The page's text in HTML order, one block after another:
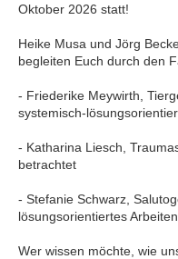
Oktober 2026 statt!
Heike Musa und Jörg
begleiten Euch durch den
- Friederike Meywirth,
systemisch-
- Katharina Liesch,
betrachtet
- Stefanie Schwarz,
lösungsorientiertes
Wer wissen möchte, wie